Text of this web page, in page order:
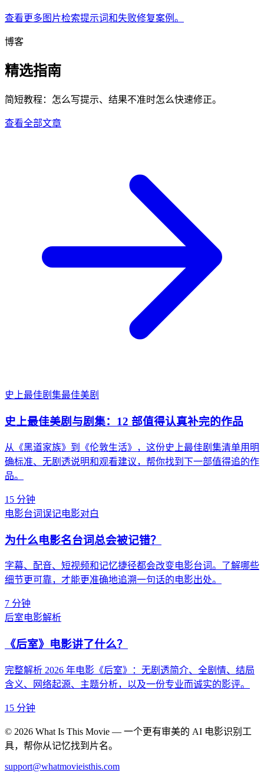
查看更多图片检索提示词和失败修复案例。
博客
精选指南
简短教程：怎么写提示、结果不准时怎么快速修正。
查看全部文章
史上最佳剧集最佳美剧
史上最佳美剧与剧集：12 部值得认真补完的作品
从《黑道家族》到《伦敦生活》，这份史上最佳剧集清单用明
确标准、无剧透说明和观看建议，帮你找到下一部值得追的作
品。
15 分钟
电影台词误记电影对白
为什么电影名台词总会被记错？
字幕、配音、短视频和记忆捷径都会改变电影台词。了解哪些
细节更可靠，才能更准确地追溯一句话的电影出处。
7 分钟
后室电影解析
《后室》电影讲了什么？
完整解析 2026 年电影《后室》：无剧透简介、全剧情、结局
含义、网络起源、主题分析，以及一份专业而诚实的影评。
15 分钟
© 2026 What Is This Movie — 一个更有审美的 AI 电影识别工
具，帮你从记忆找到片名。
support@whatmovieisthis.com